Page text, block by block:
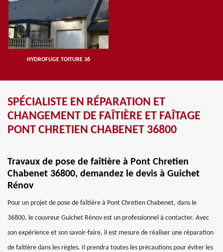
HYDROFUGE TOITURE 36
SPÉCIALISTE EN RÉPARATION ET
CHANGEMENT DE FAÎTIÈRE ET FAÎTAGE
PONT CHRETIEN CHABENET 36800
Travaux de pose de faîtière à Pont Chretien
Chabenet 36800, demandez le devis à Guichet
Rénov
Pour un projet de pose de faîtière à Pont Chretien Chabenet, dans le
36800, le couvreur Guichet Rénov est un professionnel à contacter. Avec
son expérience et son savoir-faire, il est mesure de réaliser une réparation
de faitière dans les règles. Il prendra toutes les précautions pour éviter les